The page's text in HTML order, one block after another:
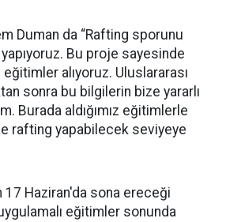
Duman da “Rafting sporunu
yapıyoruz. Bu proje sayesinde
alıyoruz. Uluslararası
sonra bu bilgilerin bize yararlı
Burada aldığımız eğitimlerle
rafting yapabilecek seviyeye
17 Haziran'da sona ereceği
eğitimler sonunda